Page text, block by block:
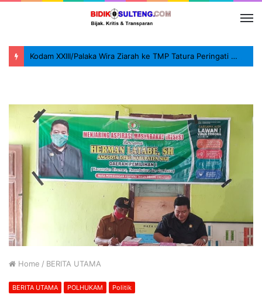
Kodam XXIII/Palaka Wira Ziarah ke TMP Tatura Peringati HUT ke-1
Home / BERITA UTAMA
BERITA UTAMA POLHUKAM Politik